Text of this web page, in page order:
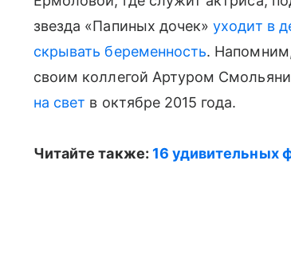
звезда «Папиных дочек»уходит в
скрывать беременность.
своим коллегой Артуром
на свет в октябре 2015 года.
Читайте также: 16 удивительных